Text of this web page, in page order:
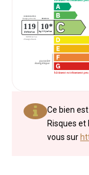
Ce bien
Risques
vous sur